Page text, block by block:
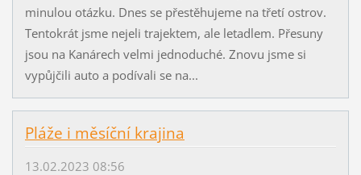
minulou otázku. Dnes se přestěhujeme na třetí ostrov.
Tentokrát jsme nejeli trajektem, ale letadlem. Přesuny
jsou na Kanárech velmi jednoduché. Znovu jsme si
vypůjčili auto a podívali se na...
Pláže i měsíční krajina
13.02.2023 08:56